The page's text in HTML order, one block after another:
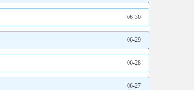
06-30
06-29
06-28
06-27